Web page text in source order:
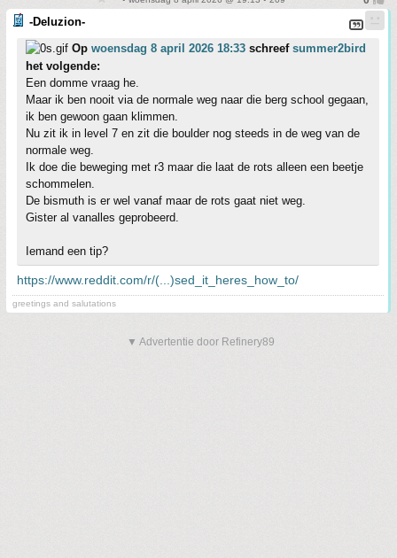
-Deluzion-
Op woensdag 8 april 2026 18:33 schreef summer2bird
het volgende:
Een domme vraag he.
Maar ik ben nooit via de normale weg naar die berg school gegaan,
ik ben gewoon gaan klimmen.
Nu zit ik in level 7 en zit die boulder nog steeds in de weg van de
normale weg.
Ik doe die beweging met r3 maar die laat de rots alleen een beetje
schommelen.
De bismuth is er wel vanaf maar de rots gaat niet weg.
Gister al vanalles geprobeerd.
Iemand een tip?
https://www.reddit.com/r/(...)sed_it_heres_how_to/
greetings and salutations
▼ Advertentie door Refinery89